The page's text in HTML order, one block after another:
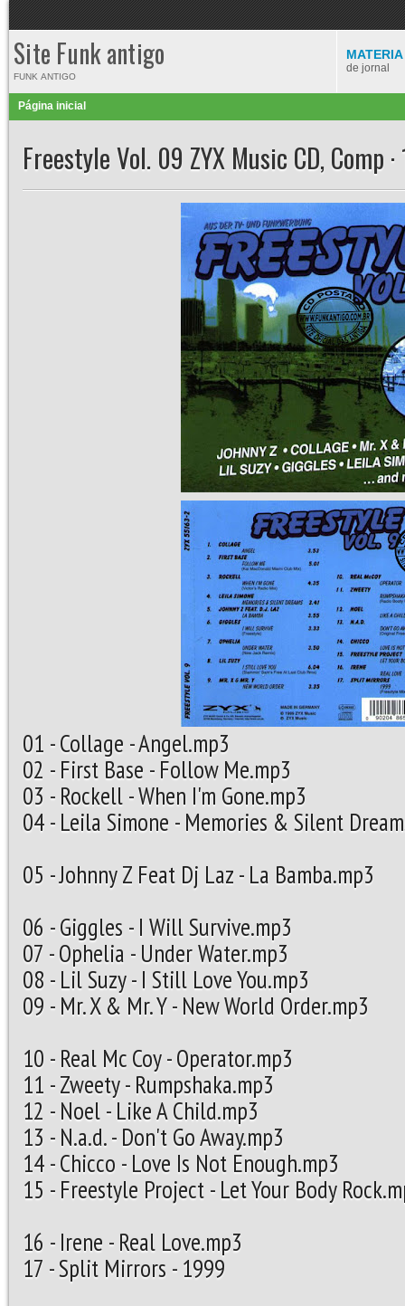
Site Funk antigo
FUNK ANTIGO
MATERIA
de jornal
Página inicial
Freestyle Vol. 09 ZYX Music CD, Comp
01 - Collage - Angel.mp3
02 - First Base -
03 - Rockell - When
04 - Leila Simone - Memories &
05 - Johnny Z Feat Dj Laz
06 - Giggles - I Will
07 - Ophelia -
08 - Lil Suzy - I Still
09 - Mr. X & Mr. Y - New
10 - Real Mc Coy -
11 - Zweety -
12 - Noel - Like A
13 - N.a.d. - Don't
14 - Chicco - Love Is
15 - Freestyle Project - Let
16 - Irene - Real
17 - Split Mirrors - 1999